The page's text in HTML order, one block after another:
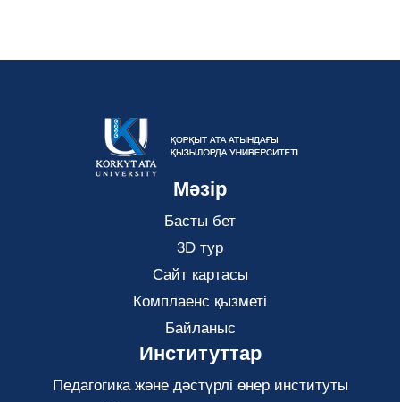
Мәзір
Басты бет
3D тур
Сайт картасы
Комплаенс қызметі
Байланыс
Институттар
Педагогика және дәстүрлі өнер институты